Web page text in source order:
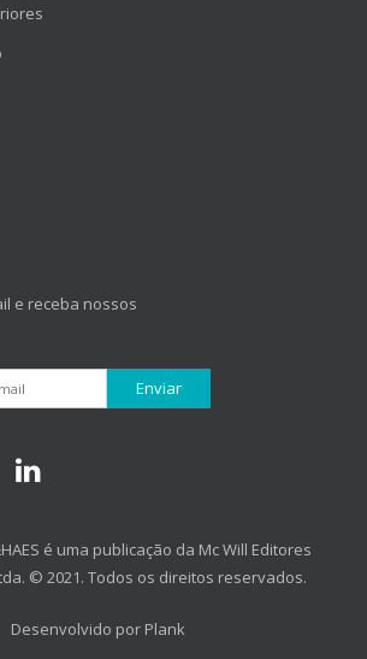
e receba nossos
é uma publicação da Mc Will Editores
© 2021. Todos os direitos reservados.
Desenvolvido por Plank